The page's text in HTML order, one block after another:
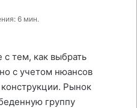
6 мин.
с тем, как выбрать
с учетом нюансов
Рынок
группу